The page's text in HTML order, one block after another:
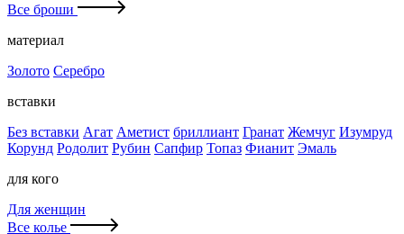
Все броши
материал
Золото Серебро
вставки
Без вставки Агат Аметист бриллиант Гранат Жемчуг Изумруд
Корунд Родолит Рубин Сапфир Топаз Фианит Эмаль
для кого
Для женщин
Все колье